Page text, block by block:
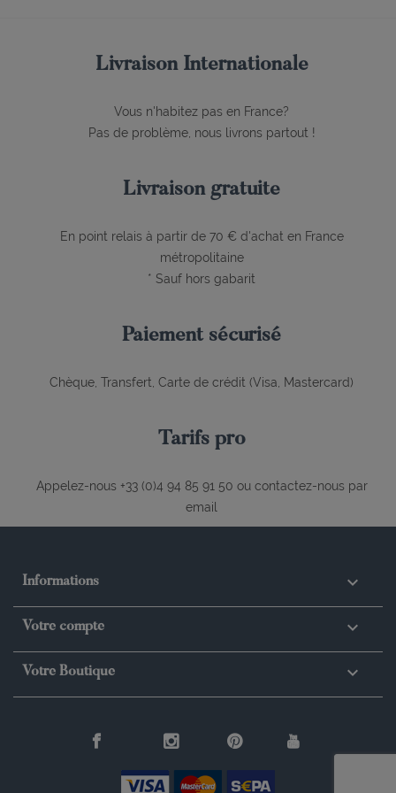
Livraison Internationale
Vous n'habitez pas en France?
Pas de problème, nous livrons partout !
Livraison gratuite
En point relais à partir de 70 € d'achat en France
métropolitaine
* Sauf hors gabarit
Paiement sécurisé
Chèque, Transfert, Carte de crédit (Visa, Mastercard)
Tarifs pro
Appelez-nous +33 (0)4 94 85 91 50 ou contactez-nous par
email
Informations 
Votre compte 
Votre Boutique keyboard_arrow_down